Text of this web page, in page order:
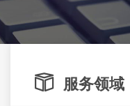
 服务领域